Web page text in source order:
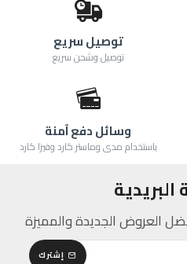
توصيل سريع
توصيل وشحن سريع
وسائل دفع آمنة
باستخدام مدى وماستر كارد وفيزا كارد
البريدية
العروض الجديدة والمميزة
إشترك